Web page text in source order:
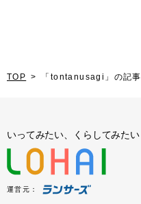
TOP 「tontanusagi」の記事
いってみたい、くらしてみたい
運営元：